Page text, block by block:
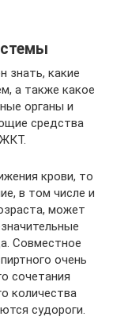
знать, какие
а также какое
органы и
средства
крови, то
в том числе и
может
Совместное
очень
сочетания
количества
судороги.